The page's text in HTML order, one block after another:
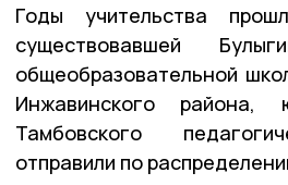
Годы учительства
существовавшей
общеобразовательной
Инжавинского района,
Тамбовского
отправили по